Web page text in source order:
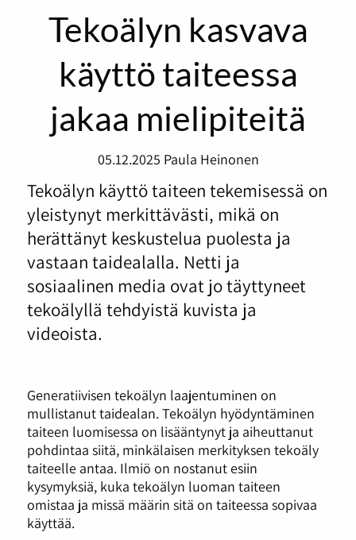
Tekoälyn kasvava
käyttö taiteessa
jakaa mielipiteitä
05.12.2025 Paula Heinonen
Tekoälyn käyttö taiteen tekemisessä on
yleistynyt merkittävästi, mikä on
herättänyt keskustelua puolesta ja
vastaan taidealalla. Netti ja
sosiaalinen media ovat jo täyttyneet
tekoälyllä tehdyistä kuvista ja
videoista.
Generatiivisen tekoälyn laajentuminen on
mullistanut taidealan. Tekoälyn hyödyntäminen
taiteen luomisessa on lisääntynyt ja aiheuttanut
pohdintaa siitä, minkälaisen merkityksen tekoäly
taiteelle antaa. Ilmiö on nostanut esiin
kysymyksiä, kuka tekoälyn luoman taiteen
omistaa ja missä määrin sitä on taiteessa sopivaa
käyttää.